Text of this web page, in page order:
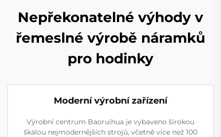
Nepřekonatelné výhody v
řemeslné výrobě náramků
pro hodinky
Moderní výrobní zařízení
Výrobní centrum Baoruihua je vybaveno širokou
škálou nejmodernějších strojů, včetně více než 100